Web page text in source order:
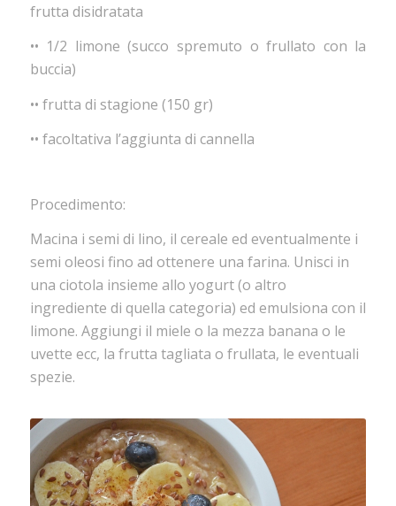
frutta disidratata
•• 1/2 limone (succo spremuto o frullato con la
buccia)
•• frutta di stagione (150 gr)
•• facoltativa l’aggiunta di cannella
Procedimento:
Macina i semi di lino, il cereale ed eventualmente i
semi oleosi fino ad ottenere una farina. Unisci in
una ciotola insieme allo yogurt (o altro
ingrediente di quella categoria) ed emulsiona con il
limone. Aggiungi il miele o la mezza banana o le
uvette ecc, la frutta tagliata o frullata, le eventuali
spezie.